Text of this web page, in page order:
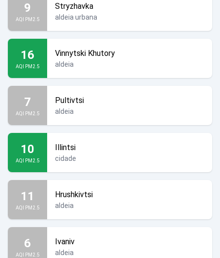
9
AQI PM2.5
Stryzhavka
aldeia urbana
16
AQI PM2.5
Vinnytski Khutory
aldeia
7
AQI PM2.5
Pultivtsi
aldeia
10
AQI PM2.5
Illintsi
cidade
11
AQI PM2.5
Hrushkivtsi
aldeia
6
AQI PM2.5
Ivaniv
aldeia